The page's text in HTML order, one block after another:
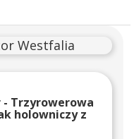
- Trzyrowerowa
holowniczy z